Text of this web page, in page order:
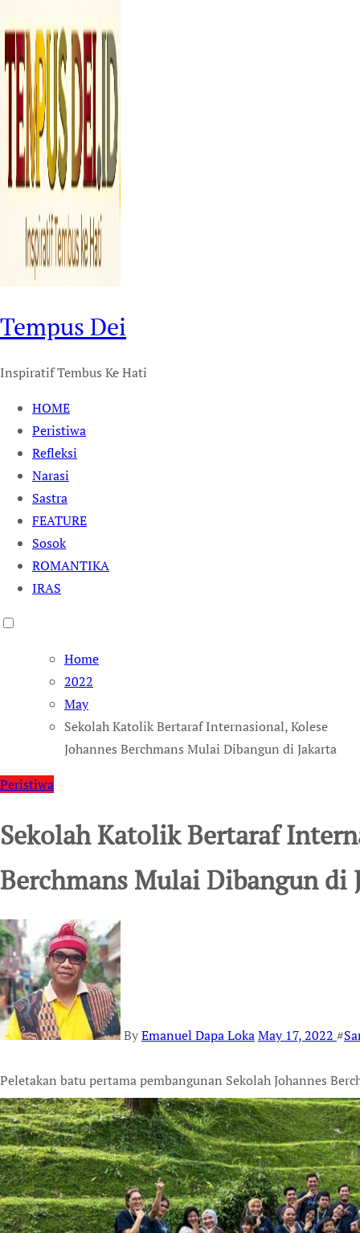
Tempus Dei
Inspiratif Tembus Ke Hati
HOME
Peristiwa
Refleksi
Narasi
Sastra
FEATURE
Sosok
ROMANTIKA
IRAS
Home
2022
May
Sekolah Katolik Bertaraf Internasional, Kolese
Johannes Berchmans Mulai Dibangun di Jakarta
Peristiwa
Sekolah Katolik Bertaraf
Berchmans Mulai Dibangun di
ByEmanuel Dapa LokaMay 17, 2022 #
Peletakan batu pertama pembangunan Sekolah Johannes